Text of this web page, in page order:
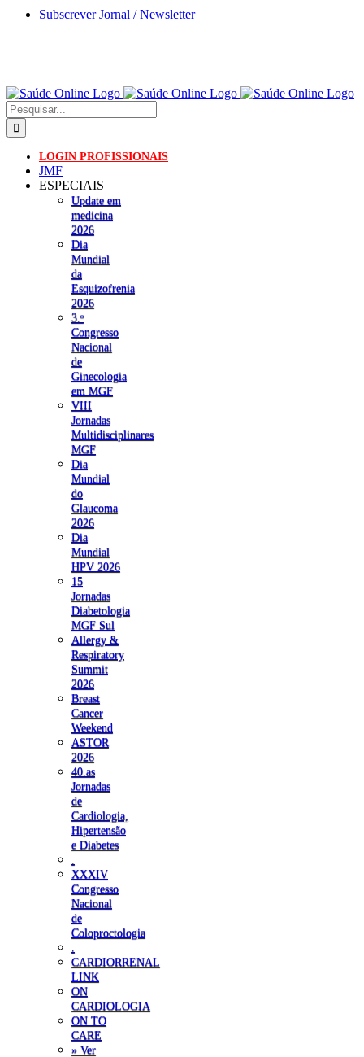
Skip
Subscrever Jornal / Newsletter
Pesquisar
LOGIN PROFISSIONAIS
JMF
ESPECIAIS
Update em
medicina
2026
Dia
Mundial
da
Esquizofrenia
2026
3.ᵒ
Congresso
Nacional
de
Ginecologia
em MGF
VIII
Jornadas
Multidisciplinares
MGF
Dia
Mundial
do
Glaucoma
2026
Dia
Mundial
HPV 2026
15
Jornadas
Diabetologia
MGF Sul
Allergy &
Respiratory
Summit
2026
Breast
Cancer
Weekend
ASTOR
2026
40.as
Jornadas
de
Cardiologia,
Hipertensão
e Diabetes
XXXIV
Congresso
Nacional
de
Coloproctologia
CARDIORRENAL
LINK
ON
CARDIOLOGIA
ON TO
CARE
» Ver